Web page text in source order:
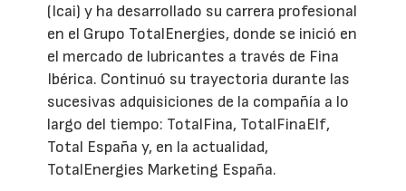
(Icai) y ha desarrollado su carrera profesional
en el Grupo TotalEnergies, donde se inició en
el mercado de lubricantes a través de Fina
Ibérica. Continuó su trayectoria durante las
sucesivas adquisiciones de la compañía a lo
largo del tiempo: TotalFina, TotalFinaElf,
Total España y, en la actualidad,
TotalEnergies Marketing España.